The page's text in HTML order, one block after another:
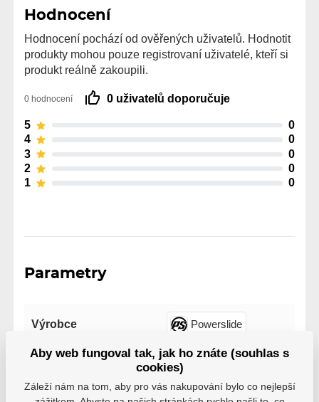
Hodnocení
Hodnocení pochází od ověřených uživatelů. Hodnotit
produkty mohou pouze registrovaní uživatelé, kteří si
produkt reálně zakoupili.
0 hodnocení 0 uživatelů doporučuje
5
0
4
0
3
0
2
0
1
0
Parametry
Výrobce Powerslide
Aby web fungoval tak, jak ho znáte (souhlas s
cookies)
Záleží nám na tom, aby pro vás nakupování bylo co nejlepší